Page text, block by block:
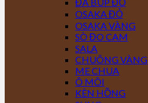
OSAKA ĐỎ
OSAKA VÀNG
SÒ ĐO CAM
SALA
CHUÔNG VÀNG
ME CHUA
Ô MÔI
KÈN HỒNG